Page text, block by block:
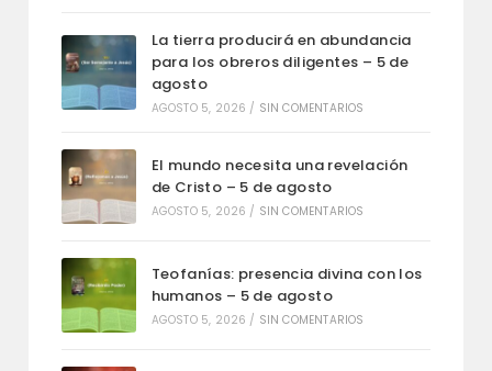
La tierra producirá en abundancia
para los obreros diligentes – 5 de
agosto
AGOSTO 5, 2026 / SIN COMENTARIOS
El mundo necesita una revelación
de Cristo – 5 de agosto
AGOSTO 5, 2026 / SIN COMENTARIOS
Teofanías: presencia divina con los
humanos – 5 de agosto
AGOSTO 5, 2026 / SIN COMENTARIOS